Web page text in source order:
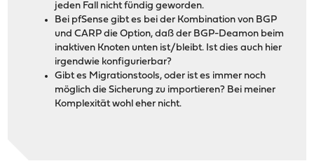
jeden Fall nicht fündig geworden.
Bei pfSense gibt es bei der Kombination von BGP
und CARP die Option, daß der BGP-Deamon beim
inaktiven Knoten unten ist/bleibt. Ist dies auch hier
irgendwie konfigurierbar?
Gibt es Migrationstools, oder ist es immer noch
möglich die Sicherung zu importieren? Bei meiner
Komplexität wohl eher nicht.